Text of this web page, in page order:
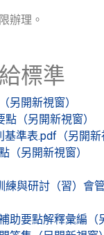
辦理。
標準
另開新視窗）
（另開新視窗）
準表.pdf（另開新
（另開新視窗）
與研討（習）會
助要點解釋彙編（